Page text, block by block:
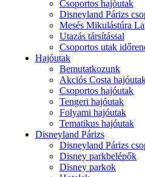
Csoportos hajóutak
Disneyland Párizs
Mesés Mikulástúra
Utazás társítással
Csoportos utak
Hajóutak
Bemutatkozunk
Akciós Costa
Csoportos hajóutak
Tengeri hajóutak
Folyami hajóutak
Tematikus hajóutak
Disneyland Párizs
Disneyland Párizs
Disney parkbelépők
Disney parkok